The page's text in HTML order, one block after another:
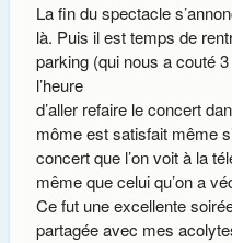
La fin du spectacle
là. Puis il est temps de
parking (qui nous a couté
l’heure
d’aller refaire le concert
môme est satisfait même
concert que l’on voit à la
même que celui qu’on a
Ce fut une excellente
partagée avec mes